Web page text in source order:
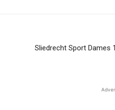
Sliedrecht Sport Dames